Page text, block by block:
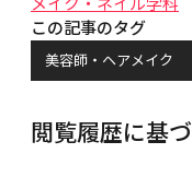
この記事のタグ
美容師・ヘアメイク
閲覧履歴に基